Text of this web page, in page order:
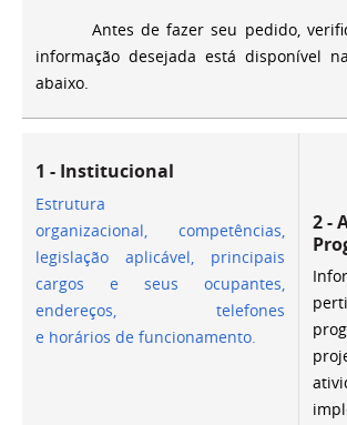
Antes de fazer seu pedido,
informação desejada está disponível
abaixo.
1 - Institucional
Estrutura
organizacional, competências,
legislação aplicável, principais
cargos e seus ocupantes,
endereços, telefones
e horários de funcionamento.
2 -